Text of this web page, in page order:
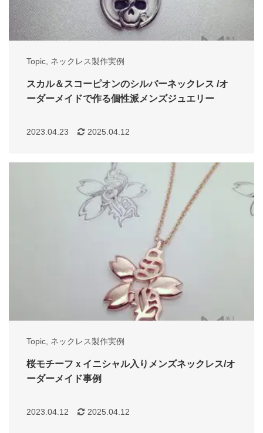
Topic ネックレス製作実例
スカル＆スコーピオンのシルバーネックレス /オ
ーダーメイドで作る個性派メンズジュエリー
2023.04.23 2025.04.12
Topic, ネックレス製作実例
桜モチーフｘイニシャル入りメンズネックレス/オ
ーダーメイド事例
2023.04.12 2025.04.12